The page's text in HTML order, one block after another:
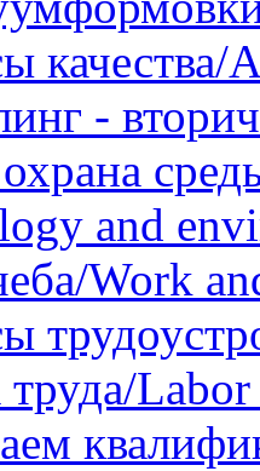
-
охрана
and
Work
Labor